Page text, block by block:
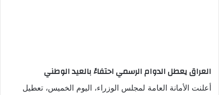
العراق يعطل الدوام الرسمي احتفاءً بالعيد الوطني
أعلنت الأمانة العامة لمجلس الوزراء، اليوم الخميس، تعطيل